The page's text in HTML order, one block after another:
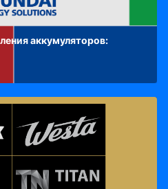
аккумуляторов: